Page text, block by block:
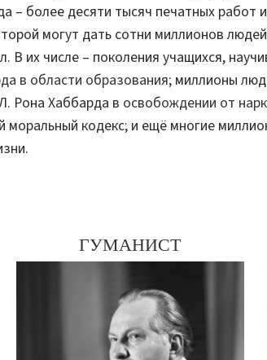
– более десяти тысяч печатных работ
могут дать сотни миллионов
В их числе – поколения учащихся,
в области образования; миллионы
Рона Хаббарда в освобождении от
моральный кодекс; и ещё многие
ГУМАНИСТ